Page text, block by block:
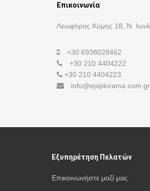
Επικοινωνία
Λεωφόρος Κύμης 18, Ν.
+30 6938028462
+30 210 4404222
+30 210 4404223
info@epiplorama.com.gr
Εξυπηρέτηση Πελατών
Επικοινωνήστε μαζί μας